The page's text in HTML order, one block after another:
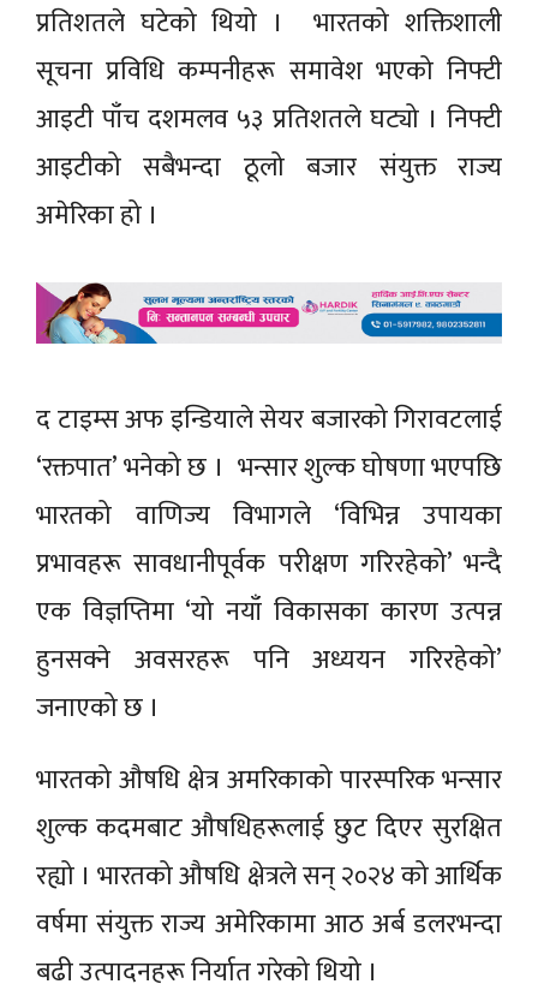
प्रतिशतले घटेको थियो । भारतको शक्तिशाली
सूचना प्रविधि कम्पनीहरू समावेश भएको निफ्टी
आइटी पाँच दशमलव ५३ प्रतिशतले घट्यो । निफ्टी
आइटीको सबैभन्दा ठूलो बजार संयुक्त राज्य
अमेरिका हो ।
द टाइम्स अफ इन्डियाले सेयर बजारको गिरावटलाई
‘रक्तपात’ भनेको छ । भन्सार शुल्क घोषणा भएपछि
भारतको वाणिज्य विभागले ‘विभिन्न उपायका
प्रभावहरू सावधानीपूर्वक परीक्षण गरिरहेको’ भन्दै
एक विज्ञप्तिमा ‘यो नयाँ विकासका कारण उत्पन्न
हुनसक्ने अवसरहरू पनि अध्ययन गरिरहेको’
जनाएको छ ।
भारतको औषधि क्षेत्र अमरिकाको पारस्परिक भन्सार
शुल्क कदमबाट औषधिहरूलाई छुट दिएर सुरक्षित
रह्यो । भारतको औषधि क्षेत्रले सन् २०२४ को आर्थिक
वर्षमा संयुक्त राज्य अमेरिकामा आठ अर्ब डलरभन्दा
बढी उत्पादनहरू निर्यात गरेको थियो ।